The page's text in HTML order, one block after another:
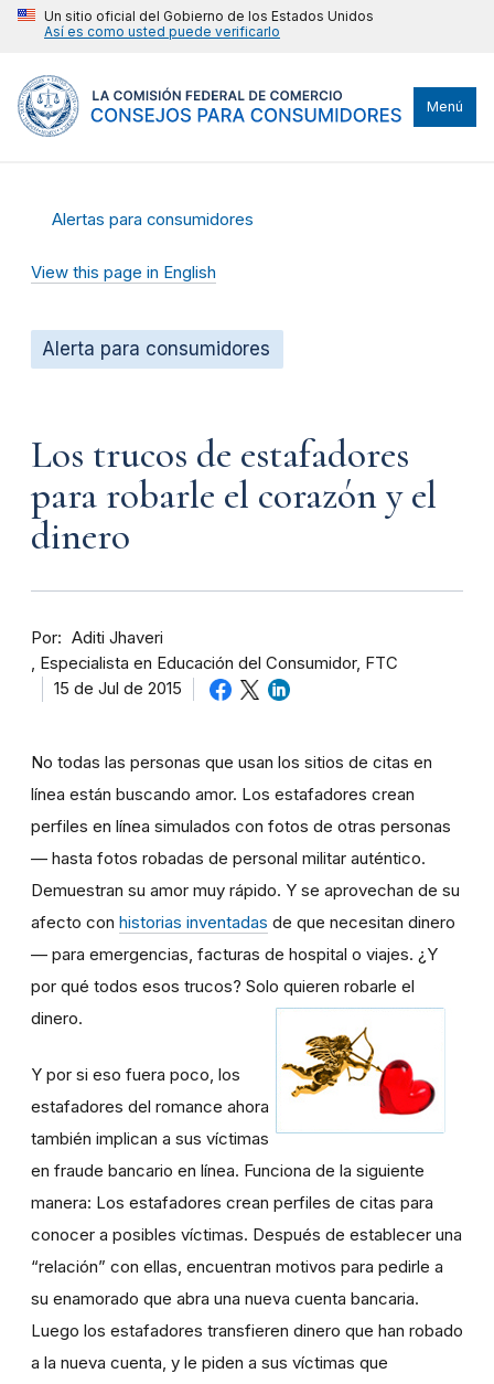
Un sitio oficial del Gobierno de los Estados Unidos
Así es como usted puede verificarlo
Menú
Alertas para consumidores
View this page in English
Alerta para consumidores
Los trucos de estafadores
para robarle el corazón y el
dinero
Por
Aditi Jhaveri
Especialista en Educación del Consumidor, FTC
15 de Jul de 2015
No todas las personas que usan los sitios de citas en
línea están buscando amor. Los estafadores crean
perfiles en línea simulados con fotos de otras personas
— hasta fotos robadas de personal militar auténtico.
Demuestran su amor muy rápido. Y se aprovechan de su
afecto con historias inventadas de que necesitan dinero
— para emergencias, facturas de hospital o viajes. ¿Y
por qué todos esos trucos? Solo quieren robarle el
dinero.
Y por si eso fuera poco, los
estafadores del romance ahora
también implican a sus víctimas
en fraude bancario en línea. Funciona de la siguiente
manera: Los estafadores crean perfiles de citas para
conocer a posibles víctimas. Después de establecer una
“relación” con ellas, encuentran motivos para pedirle a
su enamorado que abra una nueva cuenta bancaria.
Luego los estafadores transfieren dinero que han robado
a la nueva cuenta, y le piden a sus víctimas que